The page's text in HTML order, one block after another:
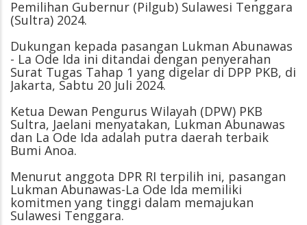
Pemilihan Gubernur (Pilgub) Sulawesi Tenggara
(Sultra) 2024.
Dukungan kepada pasangan Lukman Abunawas
- La Ode Ida ini ditandai dengan penyerahan
Surat Tugas Tahap 1 yang digelar di DPP PKB, di
Jakarta, Sabtu 20 Juli 2024.
Ketua Dewan Pengurus Wilayah (DPW) PKB
Sultra, Jaelani menyatakan, Lukman Abunawas
dan La Ode Ida adalah putra daerah terbaik
Bumi Anoa.
Menurut anggota DPR RI terpilih ini, pasangan
Lukman Abunawas-La Ode Ida memiliki
komitmen yang tinggi dalam memajukan
Sulawesi Tenggara.